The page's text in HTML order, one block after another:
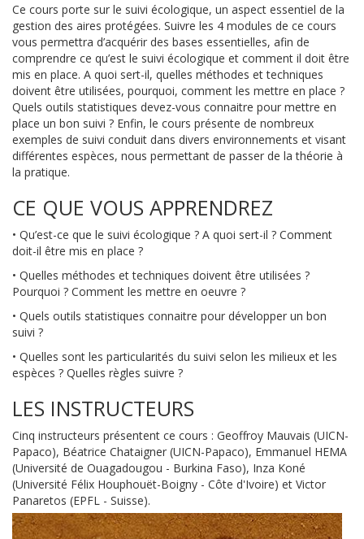
Ce cours porte sur le suivi écologique, un aspect essentiel de la
gestion des aires protégées. Suivre les 4 modules de ce cours
vous permettra d’acquérir des bases essentielles, afin de
comprendre ce qu’est le suivi écologique et comment il doit être
mis en place. A quoi sert-il, quelles méthodes et techniques
doivent être utilisées, pourquoi, comment les mettre en place ?
Quels outils statistiques devez-vous connaitre pour mettre en
place un bon suivi ? Enfin, le cours présente de nombreux
exemples de suivi conduit dans divers environnements et visant
différentes espèces, nous permettant de passer de la théorie à
la pratique.
CE QUE VOUS APPRENDREZ
• Qu’est-ce que le suivi écologique ? A quoi sert-il ? Comment
doit-il être mis en place ?
• Quelles méthodes et techniques doivent être utilisées ?
Pourquoi ? Comment les mettre en oeuvre ?
• Quels outils statistiques connaitre pour développer un bon
suivi ?
• Quelles sont les particularités du suivi selon les milieux et les
espèces ? Quelles règles suivre ?
LES INSTRUCTEURS
Cinq instructeurs présentent ce cours : Geoffroy Mauvais (UICN-
Papaco), Béatrice Chataigner (UICN-Papaco), Emmanuel HEMA
(Université de Ouagadougou - Burkina Faso), Inza Koné
(Université Félix Houphouët-Boigny - Côte d'Ivoire) et Victor
Panaretos (EPFL - Suisse).